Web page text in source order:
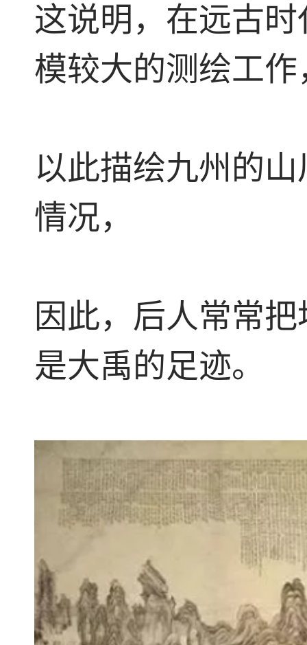
这说明，在远古
模较大的测绘工作
以此描绘九州的
情况，
因此，后人常常
是大禹的足迹。